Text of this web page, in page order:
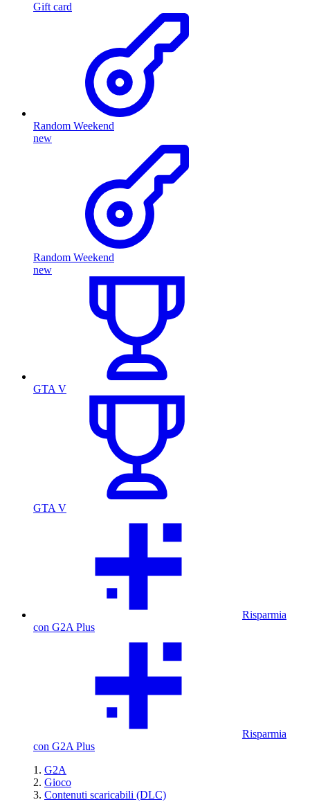
Gift card
Random Weekend
new
Random Weekend
new
GTA V
GTA V
Risparmia
con G2A Plus
Risparmia
con G2A Plus
G2A
Gioco
Contenuti scaricabili (DLC)